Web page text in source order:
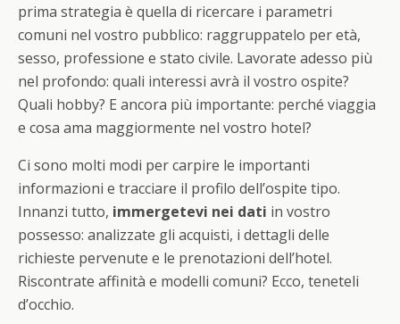
prima strategia è quella di ricercare i parametri
comuni nel vostro pubblico: raggruppatelo per età,
sesso, professione e stato civile. Lavorate adesso più
nel profondo: quali interessi avrà il vostro ospite?
Quali hobby? E ancora più importante: perché viaggia
e cosa ama maggiormente nel vostro hotel?
Ci sono molti modi per carpire le importanti
informazioni e tracciare il profilo dell’ospite tipo.
Innanzi tutto, immergetevi nei dati in vostro
possesso: analizzate gli acquisti, i dettagli delle
richieste pervenute e le prenotazioni dell’hotel.
Riscontrate affinità e modelli comuni? Ecco, teneteli
d’occhio.